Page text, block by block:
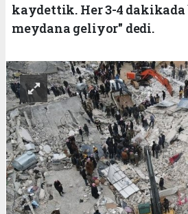
kaydettik. Her 3-4 dakikada
meydana geliyor" dedi.